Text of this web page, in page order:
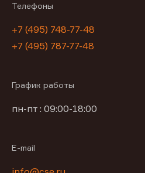
Телефоны
+7 (495) 748-77-48
+7 (495) 787-77-48
График работы
пн-пт : 09:00-18:00
E-mail